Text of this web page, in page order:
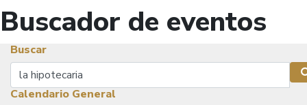
Buscador de eventos
Buscar
Buscar
Calendario General